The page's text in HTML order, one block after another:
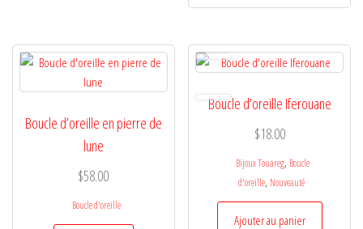
Boucle d’oreille en pierre de
lune
$58.00
Boucle d'oreille
Boucle d’oreille Iferouane
$18.00
Bijoux Touareg, Boucle
d'oreille, Nouveauté
Ajouter au panier